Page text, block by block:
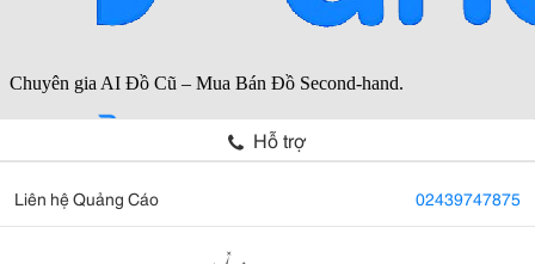
Hỗ trợ
Liên hệ Quảng Cáo 02439747875